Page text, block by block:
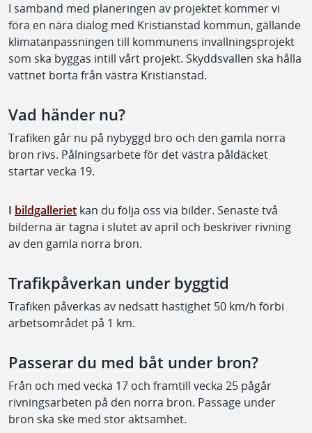
I samband med planeringen av projektet kommer vi
föra en nära dialog med Kristianstad kommun, gällande
klimatanpassningen till kommunens invallningsprojekt
som ska byggas intill vårt projekt. Skyddsvallen ska hålla
vattnet borta från västra Kristianstad.
Vad händer nu?
Trafiken går nu på nybyggd bro och den gamla norra
bron rivs. Pålningsarbete för det västra påldäcket
startar vecka 19.
I bildgalleriet kan du följa oss via bilder. Senaste två
bilderna är tagna i slutet av april och beskriver rivning
av den gamla norra bron.
Trafikpåverkan under byggtid
Trafiken påverkas av nedsatt hastighet 50 km/h förbi
arbetsområdet på 1 km.
Passerar du med båt under bron?
Från och med vecka 17 och framtill vecka 25 pågår
rivningsarbeten på den norra bron. Passage under
bron ska ske med stor aktsamhet.